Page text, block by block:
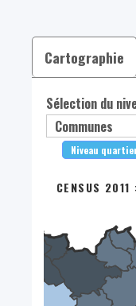
Cartographie
Sélection du
Niveau
CENSUS